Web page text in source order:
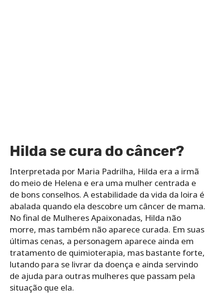
Hilda se cura do câncer?
Interpretada por Maria Padrilha, Hilda era a irmã
do meio de Helena e era uma mulher centrada e
de bons conselhos. A estabilidade da vida da loira é
abalada quando ela descobre um câncer de mama.
No final de Mulheres Apaixonadas, Hilda não
morre, mas também não aparece curada. Em suas
últimas cenas, a personagem aparece ainda em
tratamento de quimioterapia, mas bastante forte,
lutando para se livrar da doença e ainda servindo
de ajuda para outras mulheres que passam pela
situação que ela.